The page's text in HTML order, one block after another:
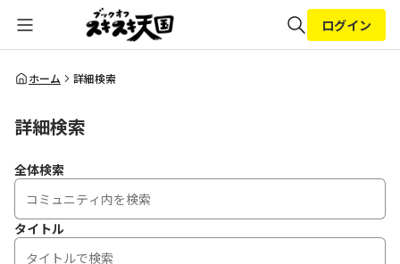
全体検索
ログイン
ホーム 詳細検索
詳細検索
全体検索
タイトル